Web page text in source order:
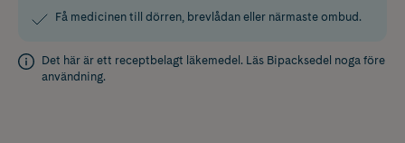
Få medicinen till dörren, brevlådan eller närmaste ombud.
Det här är ett receptbelagt läkemedel. Läs Bipacksedel noga före
användning.